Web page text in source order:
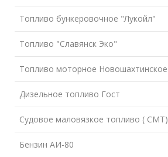
Топливо бункеровочное "Лукойл"
Топливо "Славянск Эко"
Топливо моторное Новошахтинское
Дизельное топливо Гост
Судовое маловязкое топливо ( СМТ)
Бензин АИ-80